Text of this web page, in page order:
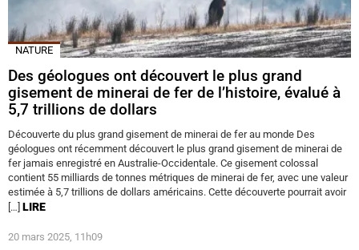
NATURE
Des géologues ont découvert le plus grand
gisement de minerai de fer de l’histoire, évalué à
5,7 trillions de dollars
Découverte du plus grand gisement de minerai de fer au monde Des
géologues ont récemment découvert le plus grand gisement de minerai de
fer jamais enregistré en Australie-Occidentale. Ce gisement colossal
contient 55 milliards de tonnes métriques de minerai de fer, avec une valeur
estimée à 5,7 trillions de dollars américains. Cette découverte pourrait avoir
[…] LIRE
20 mars 2025, 11h09